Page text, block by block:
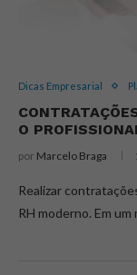
Dicas Empresarial
O
por Marcelo Braga
Realizar
RH moderno. Em